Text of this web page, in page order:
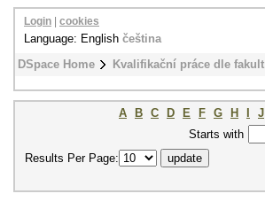
DSpace Home Kvalifikační práce dle fakult
Login cookies
Language: English čeština
A B C D E F G H J
Starts with
Results Per Page: